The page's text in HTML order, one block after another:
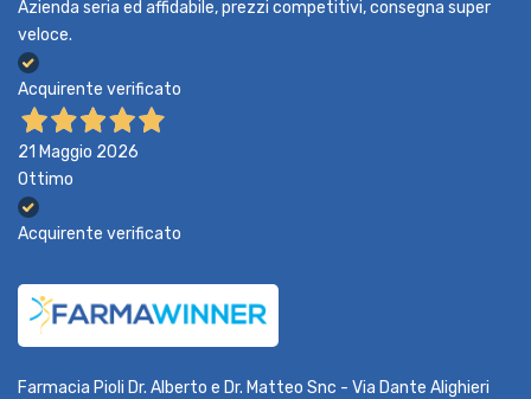
Azienda seria ed affidabile, prezzi competitivi, consegna super
veloce.
Acquirente verificato
21 Maggio 2026
Ottimo
Acquirente verificato
Farmacia Pioli Dr. Alberto e Dr. Matteo Snc - Via Dante Alighieri